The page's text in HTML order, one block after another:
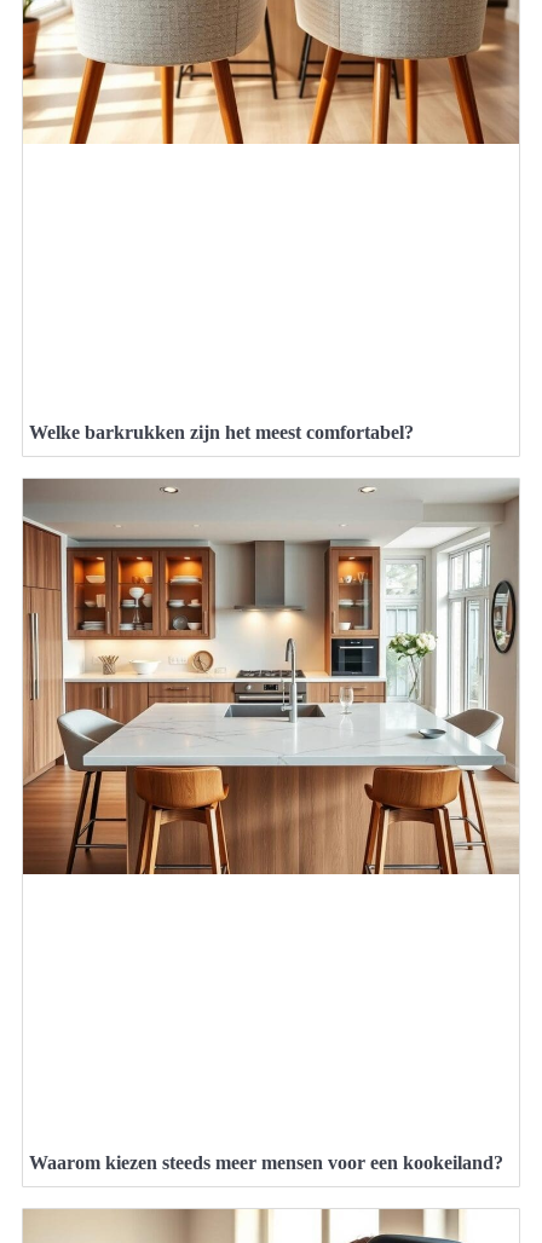
Welke barkrukken zijn het meest comfortabel?
Waarom kiezen steeds meer mensen voor een kookeiland?